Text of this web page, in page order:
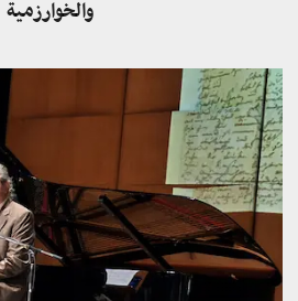
والخوارزمية